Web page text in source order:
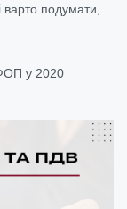
подумати,
у 2020